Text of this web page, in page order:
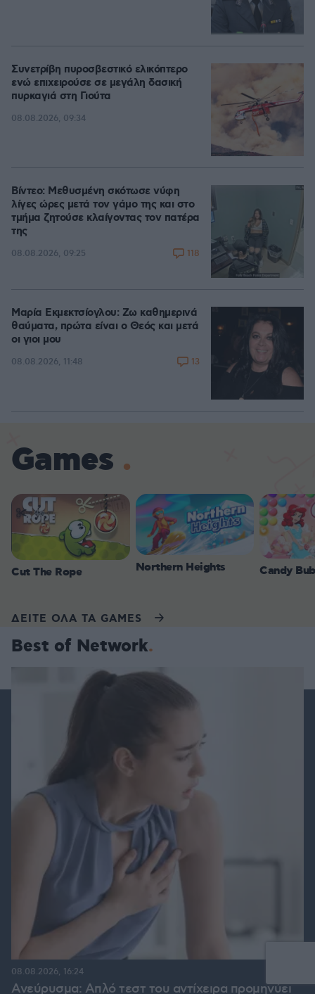
Συνετρίβη πυροσβεστικό ελικόπτερο
ενώ επιχειρούσε σε μεγάλη δασική
πυρκαγιά στη Γιούτα
08.08.2026, 09:34
Βίντεο: Μεθυσμένη σκότωσε νύφη
λίγες ώρες μετά τον γάμο της και στο
τμήμα ζητούσε κλαίγοντας τον πατέρα
της
08.08.2026, 09:25 118
Μαρία Εκμεκτσίογλου: Ζω καθημερινά
θαύματα, πρώτα είναι ο Θεός και μετά
οι γιοι μου
08.08.2026, 11:48 13
Games
Cut The Rope Northern Heights Candy
ΔΕΙΤΕ ΟΛΑ ΤΑ GAMES
Best of Network
Ανεύρυσμα: Απλό τεστ του αντίχειρα προμηνύει
08.08.2026, 16:24